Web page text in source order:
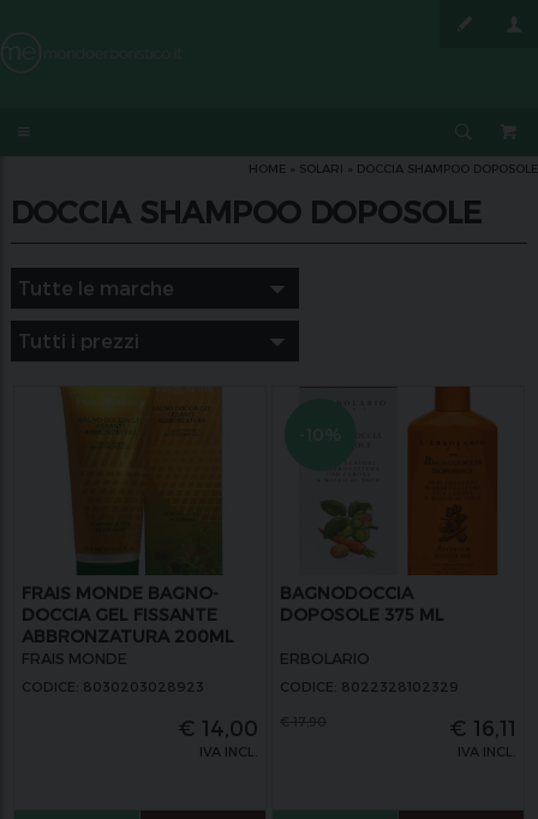
HOME » SOLARI » DOCCIA SHAMPOO DOPOSOLE
DOCCIA SHAMPOO DOPOSOLE
FRAIS MONDE BAGNO-
DOCCIA GEL FISSANTE
ABBRONZATURA 200ML
FRAIS MONDE
CODICE: 8030203028923
€ 14,00
IVA INCL.
BAGNODOCCIA
DOPOSOLE 375 ML
ERBOLARIO
CODICE: 8022328102329
€ 16,11
IVA INCL.